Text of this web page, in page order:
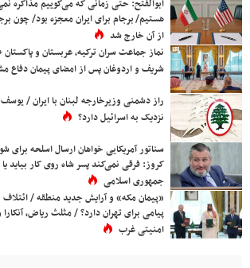
ابوالفتح: حتی زمانی که می‌گوییم مذاکره
هستیم/ برجام برای ایران معجزه بود/ چون
از آن خارج شد
نماز جماعت سران ترکیه، عربستان و
شریف و اردوغان پس از امضای پیمان دفاع
راز دشمنی وزیرخارجه لبنان با ایران /
نزدیک به اسرائیل دارد؟
سناتور آمریکایی خواهان ارسال اسلحه
کروز: فرقی نمی‌کند پسر شاه روی کار بیاید
جمهوری اسلامی
«پیمان مکه» و آرایش جدید منطقه /
پیامی برای تهران دارد؟ / مثلث ریاض، آنکارا
امنیتی غرب